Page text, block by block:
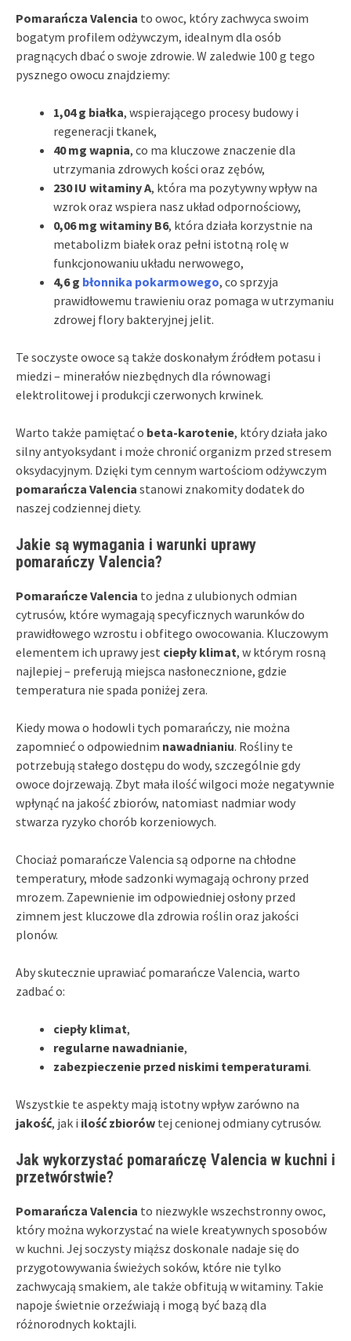
Pomarańcza Valencia to owoc, który zachwyca swoim
bogatym profilem odżywczym, idealnym dla osób
pragnących dbać o swoje zdrowie. W zaledwie 100 g tego
pysznego owocu znajdziemy:
1,04 g białka, wspierającego procesy budowy i
regeneracji tkanek,
40 mg wapnia, co ma kluczowe znaczenie dla
utrzymania zdrowych kości oraz zębów,
230 IU witaminy A, która ma pozytywny wpływ na
wzrok oraz wspiera nasz układ odpornościowy,
0,06 mg witaminy B6, która działa korzystnie na
metabolizm białek oraz pełni istotną rolę w
funkcjonowaniu układu nerwowego,
4,6 g błonnika pokarmowego, co sprzyja
prawidłowemu trawieniu oraz pomaga w utrzymaniu
zdrowej flory bakteryjnej jelit.
Te soczyste owoce są także doskonałym źródłem potasu i
miedzi – minerałów niezbędnych dla równowagi
elektrolitowej i produkcji czerwonych krwinek.
Warto także pamiętać o beta-karotenie, który działa jako
silny antyoksydant i może chronić organizm przed stresem
oksydacyjnym. Dzięki tym cennym wartościom odżywczym
pomarańcza Valencia stanowi znakomity dodatek do
naszej codziennej diety.
Jakie są wymagania i warunki uprawy
pomarańczy Valencia?
Pomarańcze Valencia to jedna z ulubionych odmian
cytrusów, które wymagają specyficznych warunków do
prawidłowego wzrostu i obfitego owocowania. Kluczowym
elementem ich uprawy jest ciepły klimat, w którym rosną
najlepiej – preferują miejsca nasłonecznione, gdzie
temperatura nie spada poniżej zera.
Kiedy mowa o hodowli tych pomarańczy, nie można
zapomnieć o odpowiednim nawadnianiu. Rośliny te
potrzebują stałego dostępu do wody, szczególnie gdy
owoce dojrzewają. Zbyt mała ilość wilgoci może negatywnie
wpłynąć na jakość zbiorów, natomiast nadmiar wody
stwarza ryzyko chorób korzeniowych.
Chociaż pomarańcze Valencia są odporne na chłodne
temperatury, młode sadzonki wymagają ochrony przed
mrozem. Zapewnienie im odpowiedniej osłony przed
zimnem jest kluczowe dla zdrowia roślin oraz jakości
plonów.
Aby skutecznie uprawiać pomarańcze Valencia, warto
zadbać o:
ciepły klimat,
regularne nawadnianie,
zabezpieczenie przed niskimi temperaturami.
Wszystkie te aspekty mają istotny wpływ zarówno na
jakość, jak i ilość zbiorów tej cenionej odmiany cytrusów.
Jak wykorzystać pomarańczę Valencia w kuchni i
przetwórstwie?
Pomarańcza Valencia to niezwykle wszechstronny owoc,
który można wykorzystać na wiele kreatywnych sposobów
w kuchni. Jej soczysty miąższ doskonale nadaje się do
przygotowywania świeżych soków, które nie tylko
zachwycają smakiem, ale także obfitują w witaminy. Takie
napoje świetnie orzeźwiają i mogą być bazą dla
różnorodnych koktajli.